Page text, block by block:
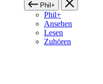
Phil+
Phil+
Ansehen
Lesen
Zuhören